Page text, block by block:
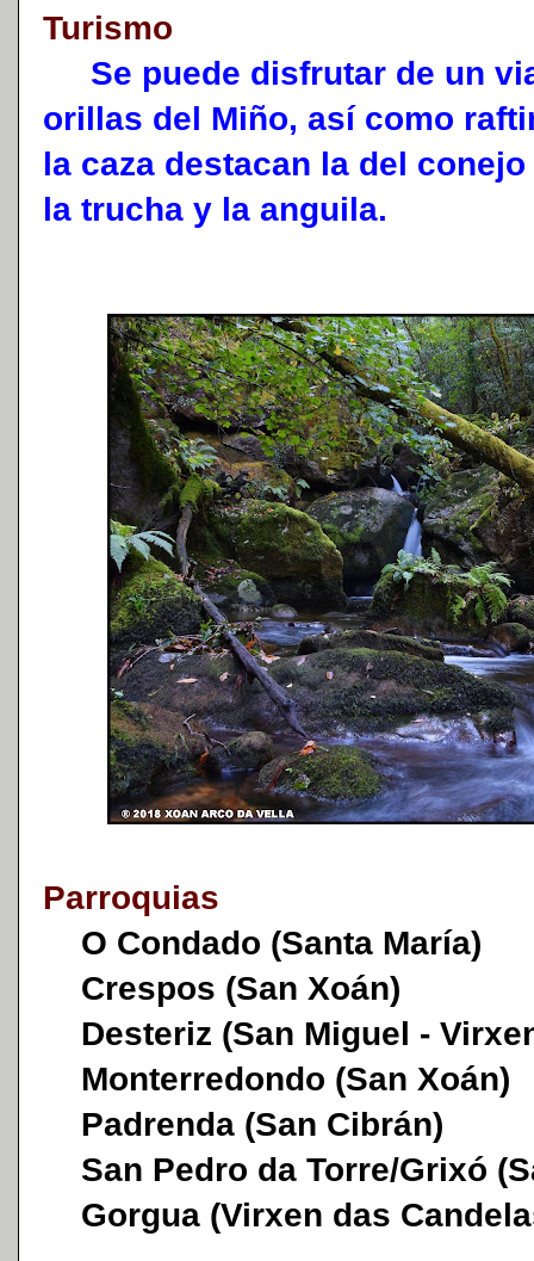
Turismo
Se puede disfrutar de un
orillas del Miño, así como
la caza destacan la del
la trucha y la anguila.
Parroquias
O Condado (Santa María)
Crespos (San Xoán)
Desteriz (San Miguel -
Monterredondo (San Xoán)
Padrenda (San Cibrán)
San Pedro da Torre/Grixó
Gorgua (Virxen das